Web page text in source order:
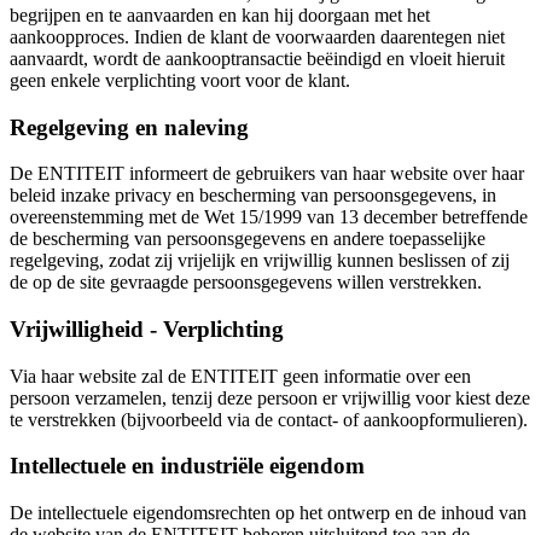
begrijpen en te aanvaarden en kan hij doorgaan met het
aankoopproces. Indien de klant de voorwaarden daarentegen niet
aanvaardt, wordt de aankooptransactie beëindigd en vloeit hieruit
geen enkele verplichting voort voor de klant.
Regelgeving en naleving
De ENTITEIT informeert de gebruikers van haar website over haar
beleid inzake privacy en bescherming van persoonsgegevens, in
overeenstemming met de Wet 15/1999 van 13 december betreffende
de bescherming van persoonsgegevens en andere toepasselijke
regelgeving, zodat zij vrijelijk en vrijwillig kunnen beslissen of zij
de op de site gevraagde persoonsgegevens willen verstrekken.
Vrijwilligheid - Verplichting
Via haar website zal de ENTITEIT geen informatie over een
persoon verzamelen, tenzij deze persoon er vrijwillig voor kiest deze
te verstrekken (bijvoorbeeld via de contact- of aankoopformulieren).
Intellectuele en industriële eigendom
De intellectuele eigendomsrechten op het ontwerp en de inhoud van